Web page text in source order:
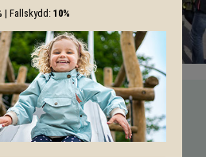
DIG HELA VÄGEN!
| Fallskydd: 10%